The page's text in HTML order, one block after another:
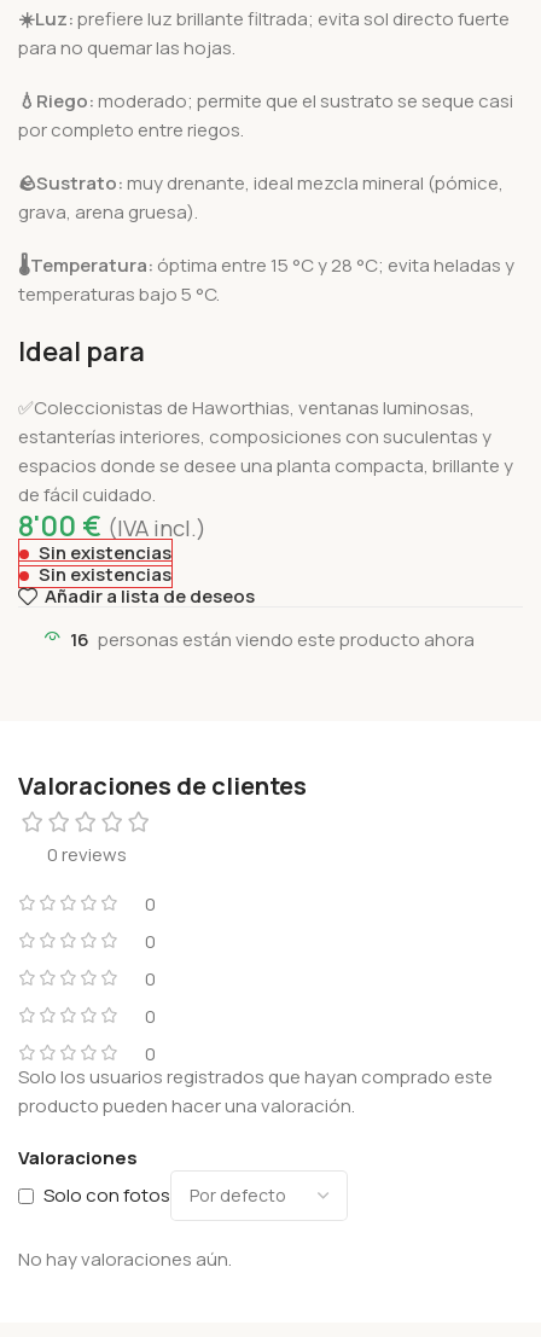
☀️Luz:prefiere luz brillante filtrada; evita sol directo fuerte
para no quemar las hojas.
💧 Riego: moderado; permite que el sustrato se seque casi
por completo entre riegos.
🪨Sustrato: muy drenante, ideal mezcla mineral (pómice,
grava, arena gruesa).
🌡️Temperatura: óptima entre 15 °C y 28 °C; evita heladas y
temperaturas bajo 5 °C.
Ideal para
✅Coleccionistas de Haworthias, ventanas luminosas,
estanterías interiores, composiciones con suculentas y
espacios donde se desee una planta compacta, brillante y
de fácil cuidado.
8'00 € (IVA incl.)
Sin existencias
Sin existencias
Añadir a lista de deseos
16 personas están viendo este producto ahora
Valoraciones de clientes
0 reviews
0
0
0
0
0
Valoraciones
Solo con fotos
No hay valoraciones aún.
Solo los usuarios registrados que hayan comprado este
producto pueden hacer una valoración.